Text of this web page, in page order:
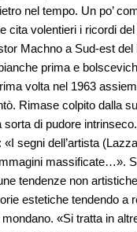
nel tempo. Un po’
volentieri i ricordi
Machno a Sud-est
prima e
volta nel 1963
Rimase colpito dalla
di pudore
segni dell’artista
massificate…».
tendenze non
estetiche tendendo a
«Si tratta in